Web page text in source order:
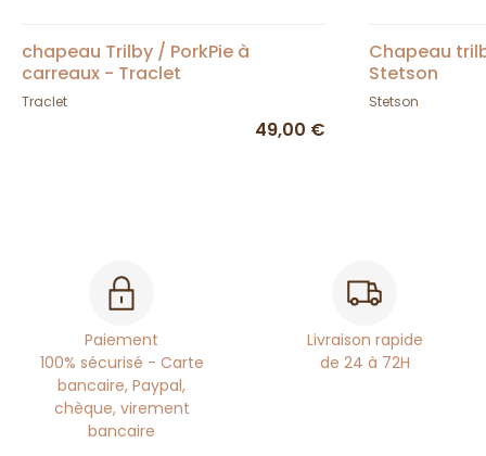
chapeau Trilby / PorkPie à
carreaux - Traclet
Traclet
49,00 €
Chapeau
Stetson
Stetson
Paiement
100% sécurisé - Carte
bancaire, Paypal,
chèque, virement
bancaire
Livraison rapide
de 24 à 72H